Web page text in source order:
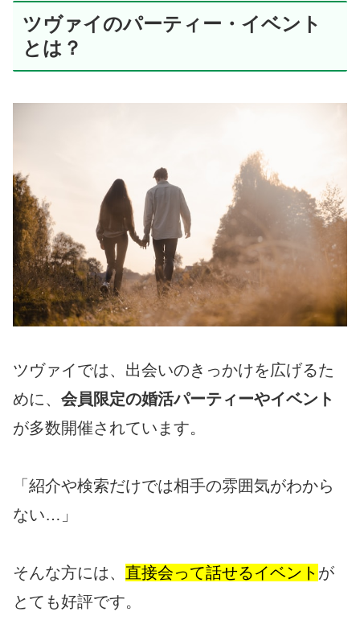
ツヴァイのパーティー・イベント
とは？
ツヴァイでは、出会いのきっかけを広げるた
めに、 会員限定の婚活パーティーやイベント
が多数開催されています。
「紹介や検索だけでは相手の雰囲気がわから
ない…」
そんな方には、 直接会って話せるイベント が
とても好評です。